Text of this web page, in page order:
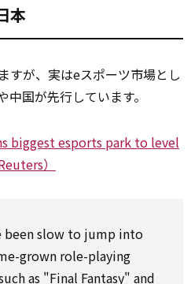
本
すが、実はeスポーツ市場とし
中国が先行しています。
biggest esports park to level
）
been slow to jump into
grown role-playing
as "Final Fantasy" and